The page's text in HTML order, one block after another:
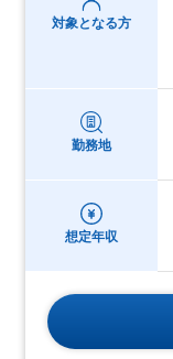
対象となる方
勤務地
想定年収